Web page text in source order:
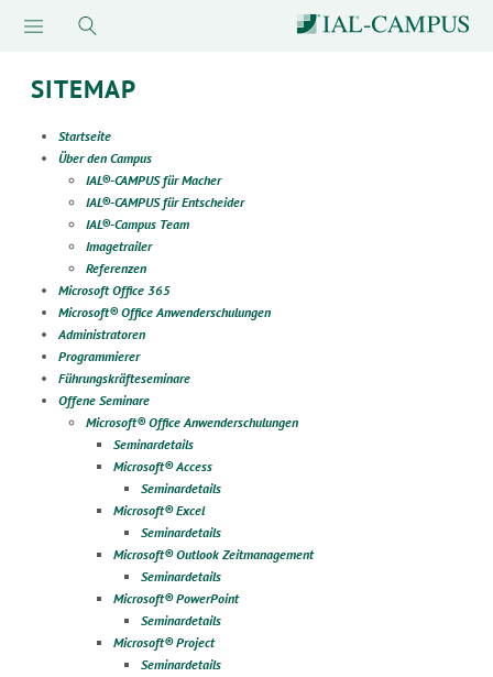
SITEMAP
Startseite
Über den Campus
IAL®-CAMPUS für Macher
IAL®-CAMPUS für Entscheider
IAL®-Campus Team
Imagetrailer
Referenzen
Microsoft Office 365
Microsoft® Office Anwenderschulungen
Administratoren
Programmierer
Führungskräfteseminare
Offene Seminare
Microsoft® Office Anwenderschulungen
Seminardetails
Microsoft® Access
Seminardetails
Microsoft® Excel
Seminardetails
Microsoft® Outlook Zeitmanagement
Seminardetails
Microsoft® PowerPoint
Seminardetails
Microsoft® Project
Seminardetails